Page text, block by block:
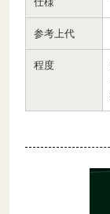
参考上代
程度